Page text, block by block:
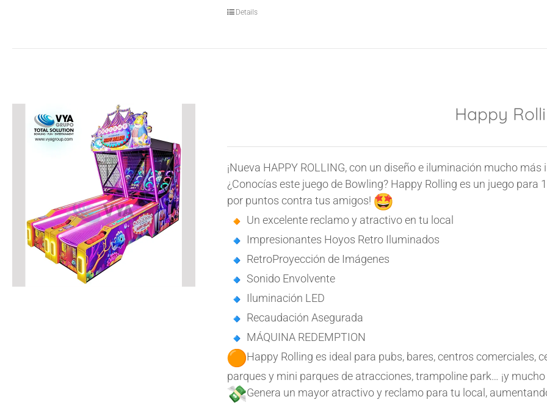
Details
Happy
¡Nueva HAPPY ROLLING, con un diseño e iluminación mucho
¿Conocías este juego de Bowling? Happy Rolling es un juego
por puntos contra tus amigos!
Un excelente reclamo y atractivo en tu local
Impresionantes Hoyos Retro Iluminados
RetroProyección de Imágenes
Sonido Envolvente
Iluminación LED
Recaudación Asegurada
MÁQUINA REDEMPTION
Happy Rolling es ideal para pubs, bares, centros comerciales,
parques y mini parques de atracciones, trampoline park… ¡y
Genera un mayor atractivo y reclamo para tu local,